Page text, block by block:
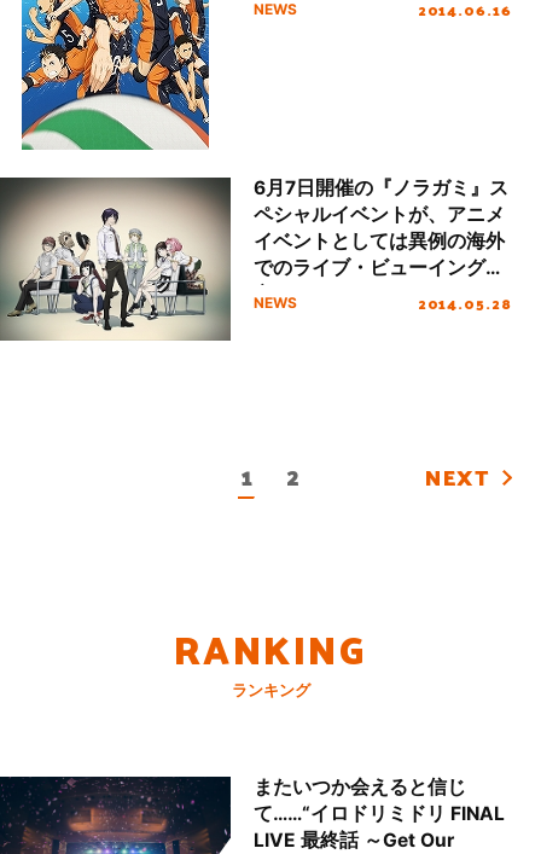
NEWS 2014.06.16
6月7日開催の『ノラガミ』ス
ペシャルイベントが、アニメ
イベントとしては異例の海外
でのライブ・ビューイング決
定！
NEWS 2014.05.28
1 2 NEXT
RANKING
ランキング
またいつか会えると信じ
て……“イロドリミドリ FINAL
LIVE 最終話 ～Get Our